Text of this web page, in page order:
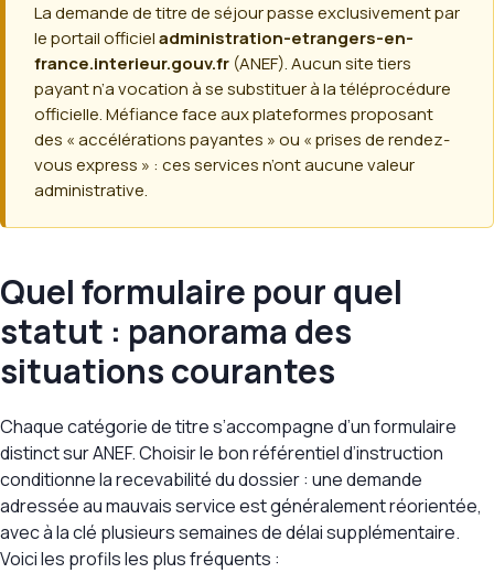
La demande de titre de séjour passe exclusivement par
le portail officieladministration-etrangers-en-
france.interieur.gouv.fr (ANEF). Aucun site tiers
payant n’a vocation à se substituer à la téléprocédure
officielle. Méfiance face aux plateformes proposant
des « accélérations payantes » ou « prises de rendez-
vous express » : ces services n’ont aucune valeur
administrative.
Quel formulaire pour quel
statut : panorama des
situations courantes
Chaque catégorie de titre s’accompagne d’un formulaire
distinct sur ANEF. Choisir le bon référentiel d’instruction
conditionne la recevabilité du dossier : une demande
adressée au mauvais service est généralement réorientée,
avec à la clé plusieurs semaines de délai supplémentaire.
Voici les profils les plus fréquents :